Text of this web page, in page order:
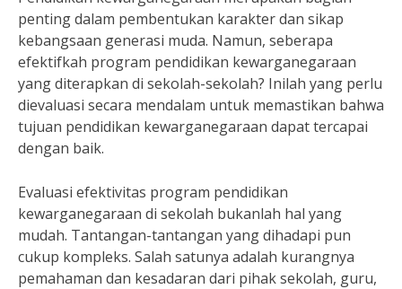
penting dalam pembentukan karakter dan sikap
kebangsaan generasi muda. Namun, seberapa
efektifkah program pendidikan kewarganegaraan
yang diterapkan di sekolah-sekolah? Inilah yang perlu
dievaluasi secara mendalam untuk memastikan bahwa
tujuan pendidikan kewarganegaraan dapat tercapai
dengan baik.
Evaluasi efektivitas program pendidikan
kewarganegaraan di sekolah bukanlah hal yang
mudah. Tantangan-tantangan yang dihadapi pun
cukup kompleks. Salah satunya adalah kurangnya
pemahaman dan kesadaran dari pihak sekolah, guru,